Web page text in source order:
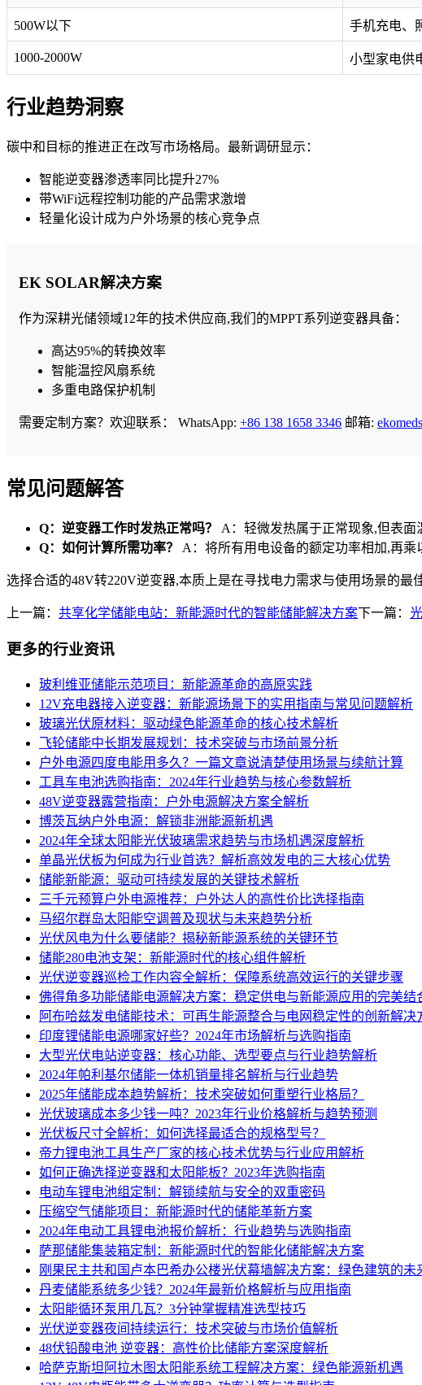
500W以下 手机充电、
1000-2000W 小型家电供
行业趋势洞察
碳中和目标的推进正在改写市场格局。最新调研显示：
智能逆变器渗透率同比提升27%
带WiFi远程控制功能的产品需求激增
轻量化设计成为户外场景的核心竞争点
EK SOLAR解决方案
作为深耕光储领域12年的技术供应商,我们的MPPT系列逆变器具备：
高达95%的转换效率
智能温控风扇系统
多重电路保护机制
需要定制方案？欢迎联系： WhatsApp: +86 138 1658 3346 邮箱:
常见问题解答
Q：逆变器工作时发热正常吗？
A：轻微发热属于正常现象,但表
Q：如何计算所需功率？
A：将所有用电设备的额定功率相加,再乘
选择合适的48V转220V逆变器,本质上是在寻找电力需求与使用场景的
上一篇： 共享化学储能电站：新能源时代的智能储能解决方案下一篇：
更多的行业资讯
玻利维亚储能示范项目：新能源革命的高原实践
12V充电器接入逆变器：新能源场景下的实用指南与常见问题解析
玻璃光伏原材料：驱动绿色能源革命的核心技术解析
飞轮储能中长期发展规划：技术突破与市场前景分析
户外电源四度电能用多久？一篇文章说清楚使用场景与续航计算
工具车电池选购指南：2024年行业趋势与核心参数解析
48V逆变器露营指南：户外电源解决方案全解析
博茨瓦纳户外电源：解锁非洲能源新机遇
2024年全球太阳能光伏玻璃需求趋势与市场机遇深度解析
单晶光伏板为何成为行业首选？解析高效发电的三大核心优势
储能新能源：驱动可持续发展的关键技术解析
三千元预算户外电源推荐：户外达人的高性价比选择指南
马绍尔群岛太阳能空调普及现状与未来趋势分析
光伏风电为什么要储能？揭秘新能源系统的关键环节
储能280电池支架：新能源时代的核心组件解析
光伏逆变器巡检工作内容全解析：保障系统高效运行的关键步骤
佛得角多功能储能电源解决方案：稳定供电与新能源应用的完美结
阿布哈兹发电储能技术：可再生能源整合与电网稳定性的创新解决
印度锂储能电源哪家好些？2024年市场解析与选购指南
大型光伏电站逆变器：核心功能、选型要点与行业趋势解析
2024年帕利基尔储能一体机销量排名解析与行业趋势
2025年储能成本趋势解析：技术突破如何重塑行业格局？
光伏玻璃成本多少钱一吨？2023年行业价格解析与趋势预测
光伏板尺寸全解析：如何选择最适合的规格型号？
帝力锂电池工具生产厂家的核心技术优势与行业应用解析
如何正确选择逆变器和太阳能板？2023年选购指南
电动车锂电池组定制：解锁续航与安全的双重密码
压缩空气储能项目：新能源时代的储能革新方案
2024年电动工具锂电池报价解析：行业趋势与选购指南
萨那储能集装箱定制：新能源时代的智能化储能解决方案
刚果民主共和国卢本巴希办公楼光伏幕墙解决方案：绿色建筑的未
丹麦储能系统多少钱？2024年最新价格解析与应用指南
太阳能循环泵用几瓦？3分钟掌握精准选型技巧
光伏逆变器夜间持续运行：技术突破与市场价值解析
48伏铅酸电池 逆变器：高性价比储能方案深度解析
哈萨克斯坦阿拉木图太阳能系统工程解决方案：绿色能源新机遇